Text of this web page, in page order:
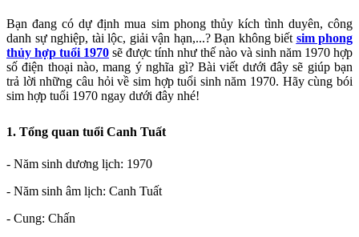
Bạn đang có dự định mua sim phong thủy kích tình duyên, công
danh sự nghiệp, tài lộc, giải vận hạn,...? Bạn không biết sim phong
thủy hợp tuổi 1970 sẽ được tính như thế nào và sinh năm 1970 hợp
số điện thoại nào, mang ý nghĩa gì? Bài viết dưới đây sẽ giúp bạn
trả lời những câu hỏi về sim hợp tuổi sinh năm 1970. Hãy cùng bói
sim hợp tuổi 1970 ngay dưới đây nhé!
1. Tổng quan tuổi Canh Tuất
- Năm sinh dương lịch: 1970
- Năm sinh âm lịch: Canh Tuất
- Cung: Chấn